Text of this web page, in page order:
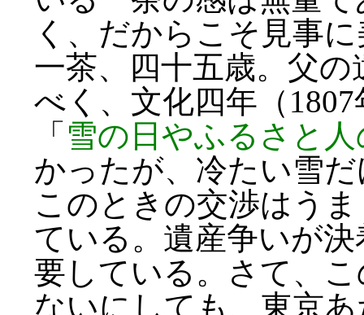
く、だからこそ見事
一茶、四十五歳。父
べく、文化四年（
「 雪の日やふるさと
かったが、冷たい雪
このときの交渉はう
ている。遺産争いが
要している。さて、
ないにしても、東京